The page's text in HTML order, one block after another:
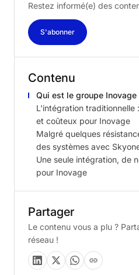
Restez informé(e) des
S'abonner
Contenu
Qui est le groupe Inovage
L'intégration traditionnelle
et coûteux pour Inovage
Malgré quelques
des systèmes avec
Une seule intégration, de
pour Inovage
Partager
Le contenu vous a plu ?
réseau !